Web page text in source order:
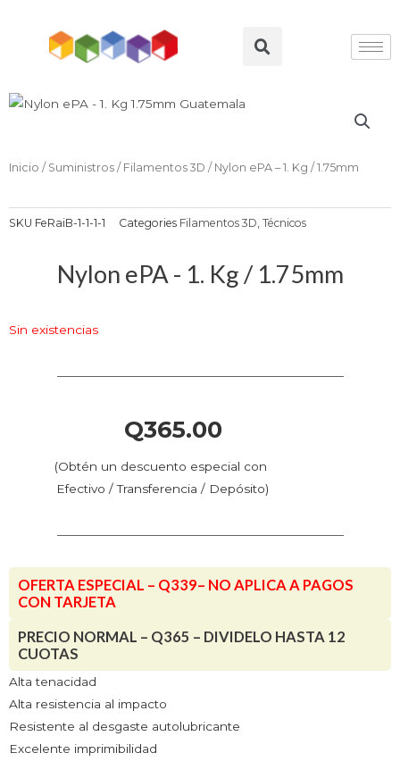
contenido
Search
Inicio / Suministros / Filamentos 3D / Nylon ePA – 1. Kg / 1.75mm
SKU FeRaiB-1-1-1-1 Categories Filamentos 3D, Técnicos
Nylon ePA - 1. Kg / 1.75mm
Sin existencias
Q365.00
(Obtén un descuento especial con
Efectivo / Transferencia / Depósito)
OFERTA ESPECIAL – Q339– NO APLICA A PAGOS
CON TARJETA
PRECIO NORMAL – Q365 – DIVIDELO HASTA 12
CUOTAS
Alta tenacidad
Alta resistencia al impacto
Resistente al desgaste autolubricante
Excelente imprimibilidad